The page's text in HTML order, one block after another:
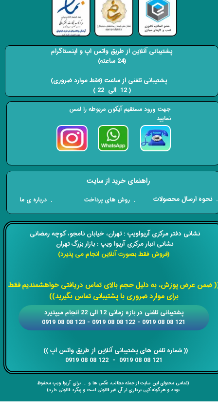
​​نشانی دفتر مرکزی آریواویپ : تهران، خیابان نامجو،کوچه رمضانی
نشانی انبار مرکزی آریوا ویپ : بازار بزرگ تهران
(فروش فقط بصورت آنلاین انجام می پذیرد)
ضمن عرض پوزش، به دلیل حجم بالای تماس دریافتی خواهشمندیم فقط
برای موارد ضروری با پشتیبانی تماس بگیرید))
​​​​​​​​​​​​​​(( ​​​​​​​شماره تلفن های پشتیبانی آنلاین از طریق واتس اپ ))
​​​​​​​121 08 08 0919 - 122 08 08 0919
​​پشتیبانی تلفنی در بازه زمانی 12 الی 22 انجام میپذیرد
121 08 08 0919 - 122 08 08 0919 - 123 08 08 0919
(تمامی محتوای این سایت از جمله مطالب، عکس ها و ... برای آریوا ویپ محفوظ
بوده و هر گونه کپی برداری از آن غیر قانونی است و پیگرد قانونی دارد)
راهنمای خرید از سایت
​. نحوه ارسال محصولات . روش های پرداخت . درباره ی ما
پشتیبانی آنلاین از طریق واتس اپ و اینستاگرام
(24 ساعته)
​​​​​​​ پشتیبانی تلفنی از ساعت (فقط موارد ضروری)
( 12 الی 22 ) ​​​​​​​
جهت ورود مستقیم آیکون مربوطه را لمس
نمایید